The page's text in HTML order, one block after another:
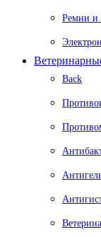
Ремни и
Back